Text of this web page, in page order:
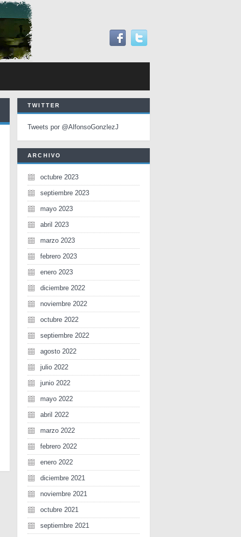
TWITTER
Tweets por @AlfonsoGonzlezJ
ARCHIVO
octubre 2023
septiembre 2023
mayo 2023
abril 2023
marzo 2023
febrero 2023
enero 2023
diciembre 2022
noviembre 2022
octubre 2022
septiembre 2022
agosto 2022
julio 2022
junio 2022
mayo 2022
abril 2022
marzo 2022
febrero 2022
enero 2022
diciembre 2021
noviembre 2021
octubre 2021
septiembre 2021